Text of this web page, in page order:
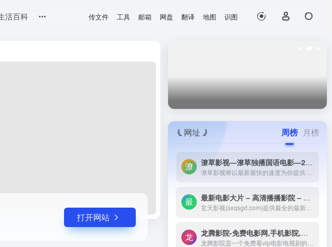
活百科 传文件 工具 邮箱 网盘 翻译 地图 识图
打开网站
网址 周榜 月榜
潦草影视—潦草独播国语电影—2023最新国语大片—免费国语潦草电影网-潦草影视将以最新最快的速度为你提供：最新电影电视剧的介绍和高速观看地址，好看的电影电视剧在线观看尽在潦草影视，为了更好的服务您，我们正在努力做最好的电影电视剧网站！
最新电影大片 – 高清播播影院 – 最新好看的电视剧免费在线观看 _ 玄天影视-玄天影视(sxqsgd.com)提供最全的最新电影大片，最热电视剧，韩国电视剧、香港TVB电视剧、韩剧、日剧、美剧、综艺、动漫的在线观看，无需下载任何播放器即可在线免费观看，每天第一时间更新，欢迎影迷到玄天
龙腾影院-免费电影网,手机影院,高清影视大全-龙腾影院是一个免费看vip电影电视剧的网站，拥有海量、优质、高清电影和好看的电视剧，搞笑综艺及新番动漫，无须会员即可无广告观看全网影视作品，看电影来龙腾影院准没错。